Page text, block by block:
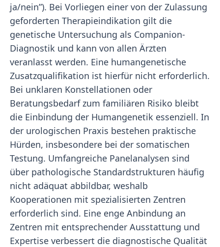
ja/nein”). Bei Vorliegen einer von der Zulassung
geforderten Therapieindikation gilt die
genetische Untersuchung als Companion-
Diagnostik und kann von allen Ärzten
veranlasst werden. Eine humangenetische
Zusatzqualifikation ist hierfür nicht erforderlich.
Bei unklaren Konstellationen oder
Beratungsbedarf zum familiären Risiko bleibt
die Einbindung der Humangenetik essenziell. In
der urologischen Praxis bestehen praktische
Hürden, insbesondere bei der somatischen
Testung. Umfangreiche Panelanalysen sind
über pathologische Standardstrukturen häufig
nicht adäquat abbildbar, weshalb
Kooperationen mit spezialisierten Zentren
erforderlich sind. Eine enge Anbindung an
Zentren mit entsprechender Ausstattung und
Expertise verbessert die diagnostische Qualität